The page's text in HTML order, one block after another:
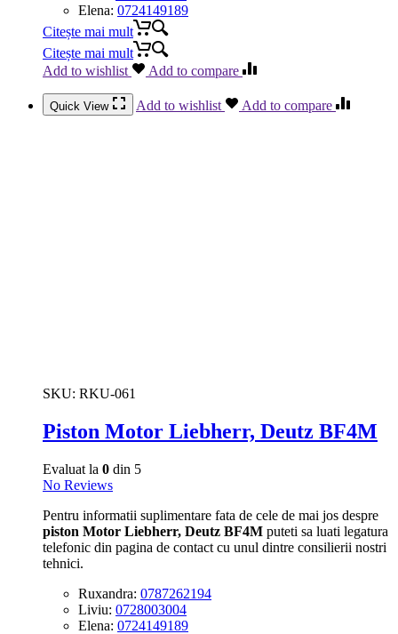
Elena: 0724149189
Citește mai mult
Citește mai mult
Add to wishlist
Add to compare
Quick View Add to wishlist Add to compare
SKU: RKU-061
Piston Motor Liebherr, Deutz BF4M
Evaluat la 0 din 5
No Reviews
Pentru informatii suplimentare fata de cele de mai jos despre
piston Motor Liebherr, Deutz BF4M puteti sa luati legatura
telefonic din pagina de contact cu unul dintre consilierii nostri
tehnici.
Ruxandra: 0787262194
Liviu: 0728003004
Elena: 0724149189